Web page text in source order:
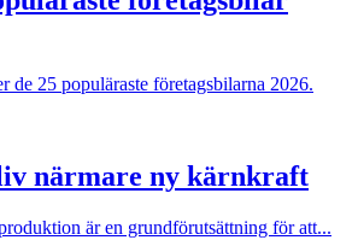
de 25 populäraste företagsbilarna 2026.
närmare ny kärnkraft
är en grundförutsättning för att...